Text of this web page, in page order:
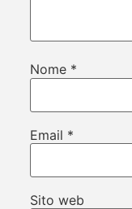
Nome *
Email *
Sito web